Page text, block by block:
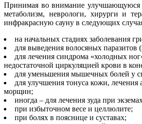
Принимая во внимание улучшающуюся
метаболизм, неврологи, хирурги и
инфракрасную сауну в следующих
на начальных стадиях заболевания
для выведения волосяных паразитов
для лечения синдрома «холодных
недостаточной циркуляцией крови в
для уменьшения мышечных болей у
для улучшения тонуса кожи, лечения
морщин;
иногда – для лечения зуда при
при избыточном весе и целлюлите;
при болях в пояснице и суставах;